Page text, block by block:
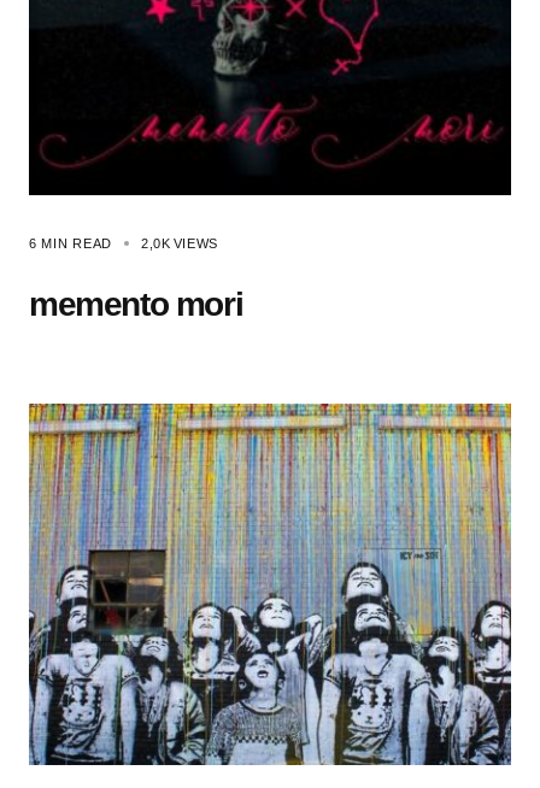
6 MIN READ 2,0K VIEWS
memento mori